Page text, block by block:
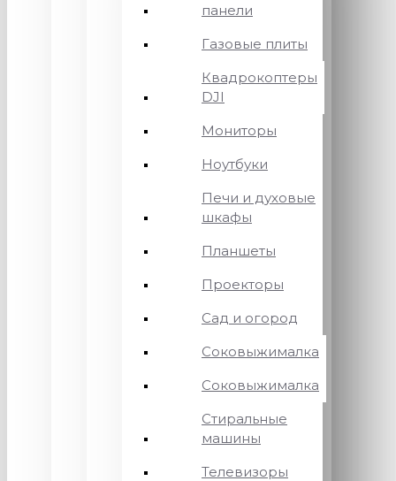
панели
Газовые плиты
Квадрокоптеры
DJI
Мониторы
Ноутбуки
Печи и духовые
шкафы
Планшеты
Проекторы
Сад и огород
Соковыжималка
Соковыжималка
Стиральные
машины
Телевизоры